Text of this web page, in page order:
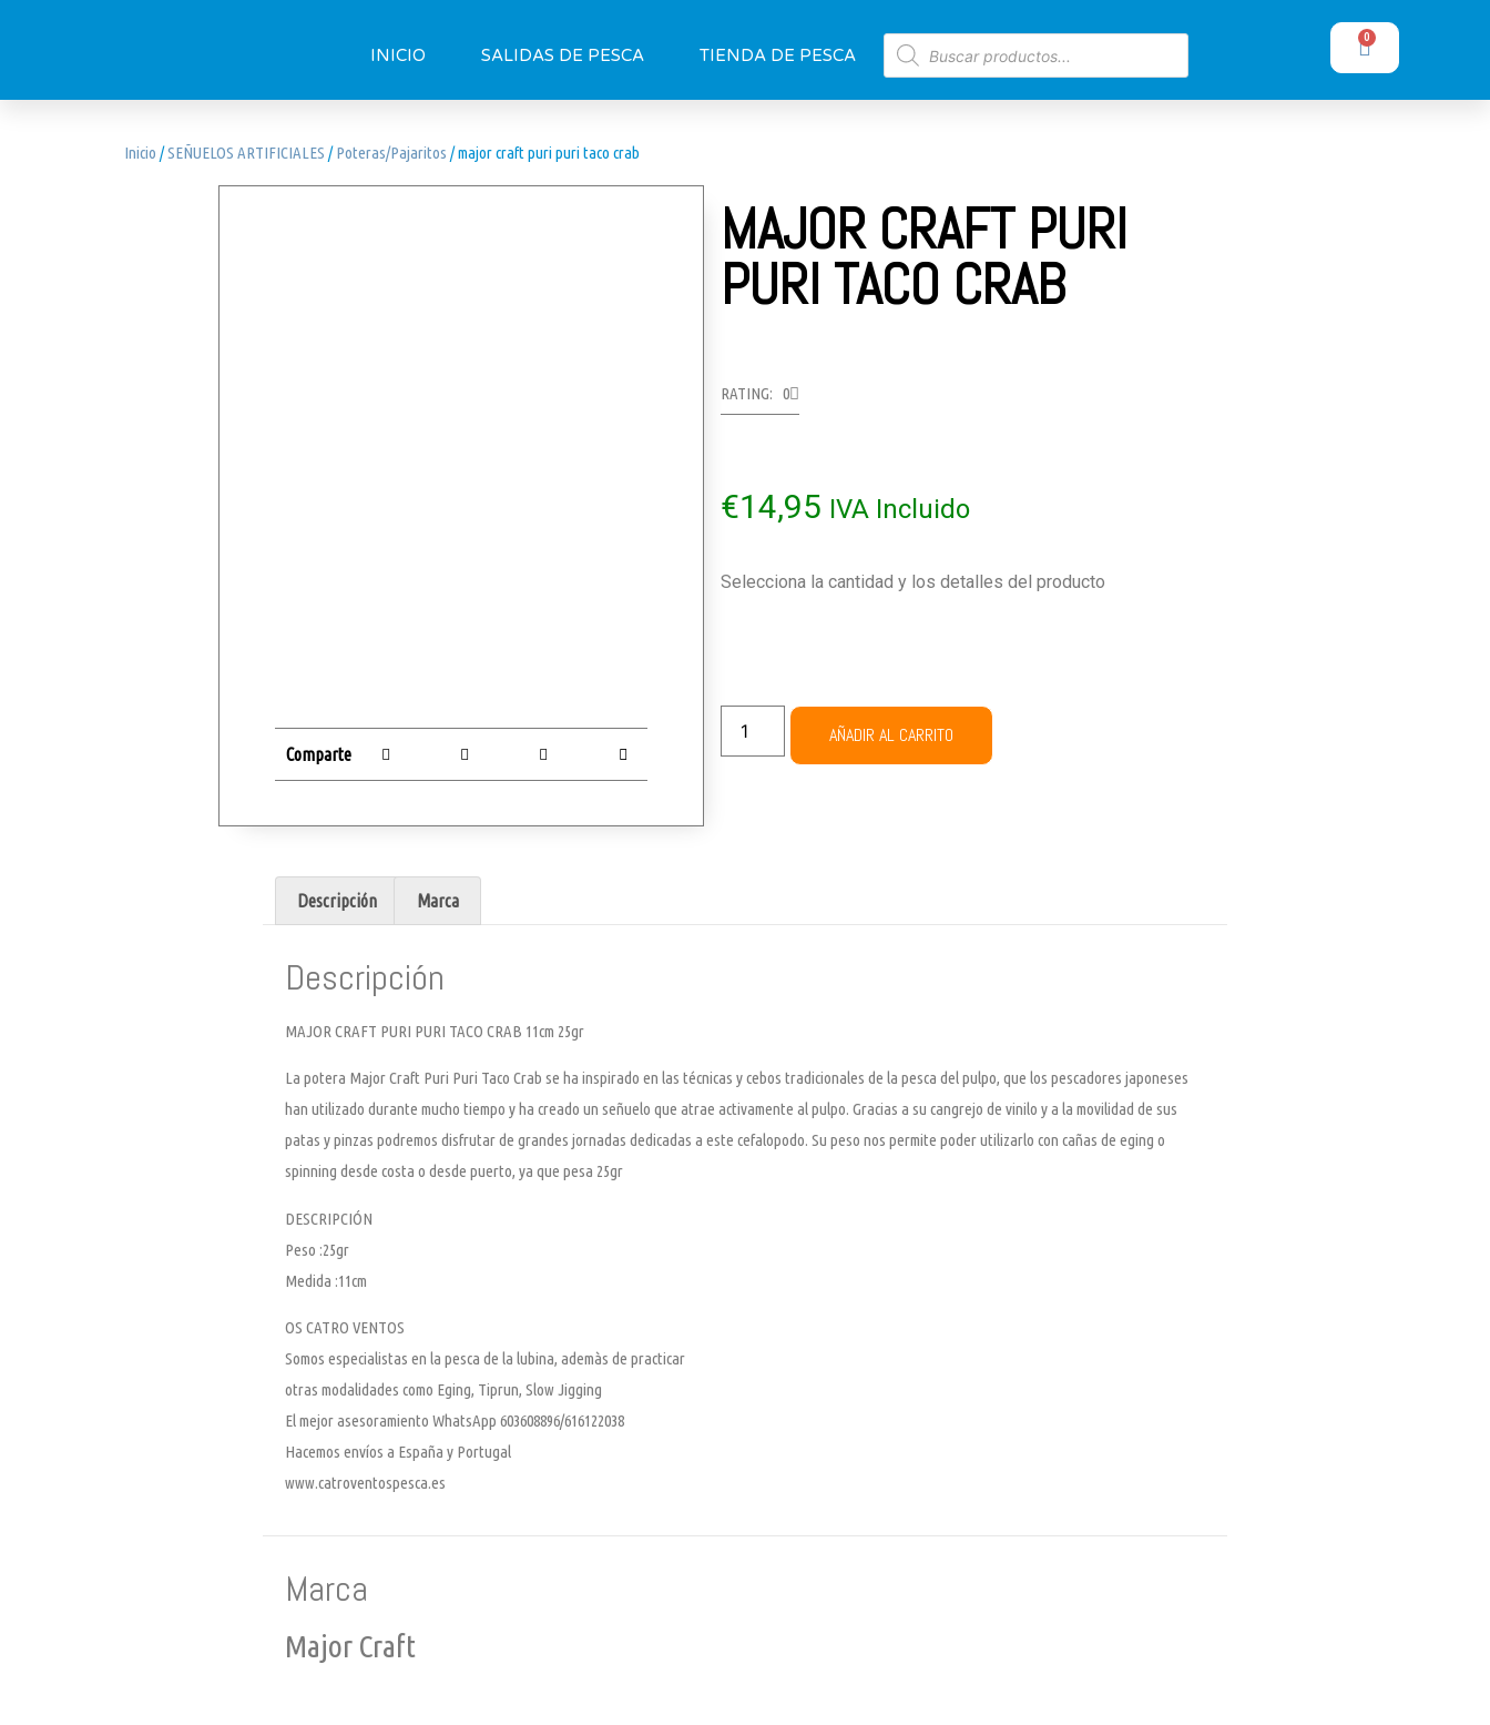
INICIO SALIDAS DE PESCA TIENDA DE PESCA
0
Inicio /SEÑUELOS ARTIFICIALES /Poteras/Pajaritos / major craft puri puri taco crab
Comparte
MAJOR CRAFT PURI
PURI TACO CRAB
RATING: 0
€14,95 IVA Incluido
Selecciona la cantidad y los detalles del producto
AÑADIR AL CARRITO
Descripción Marca
Descripción
MAJOR CRAFT PURI PURI TACO CRAB 11cm 25gr
La potera Major Craft Puri Puri Taco Crab se ha inspirado en las técnicas y cebos tradicionales de la pesca del pulpo, que los pescadores japoneses
han utilizado durante mucho tiempo y ha creado un señuelo que atrae activamente al pulpo. Gracias a su cangrejo de vinilo y a la movilidad de sus
patas y pinzas podremos disfrutar de grandes jornadas dedicadas a este cefalopodo. Su peso nos permite poder utilizarlo con cañas de eging o
spinning desde costa o desde puerto, ya que pesa 25gr
DESCRIPCIÓN
Peso :25gr
Medida :11cm
OS CATRO VENTOS
Somos especialistas en la pesca de la lubina, ademàs de practicar
otras modalidades como Eging, Tiprun, Slow Jigging
El mejor asesoramiento WhatsApp 603608896/616122038
Hacemos envíos a España y Portugal
www.catroventospesca.es
Marca
Major Craft